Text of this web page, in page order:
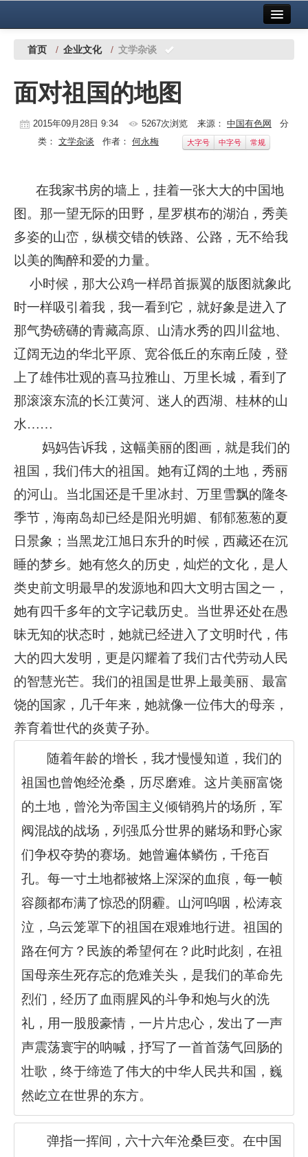
中国有色金属报社主办 广告服务
铜镍铅锌
铝
有色市场
科技
镁钛
地矿 建设
企业文化
《资源再生》杂志
行情报价
首页 / 企业文化 / 文学杂谈
面对祖国的地图
2015年09月28日 9:34 5267次浏览 来源： 中国有色网
分
类： 文学杂谈 作者： 何永梅 大字号 中字号 常规
在我家书房的墙上，挂着一张大大的中国地
图。那一望无际的田野，星罗棋布的湖泊，秀美
多姿的山峦，纵横交错的铁路、公路，无不给我
以美的陶醉和爱的力量。
小时候，那大公鸡一样昂首振翼的版图就象此
时一样吸引着我，我一看到它，就好象是进入了
那气势磅礴的青藏高原、山清水秀的四川盆地、
辽阔无边的华北平原、宽谷低丘的东南丘陵，登
上了雄伟壮观的喜马拉雅山、万里长城，看到了
那滚滚东流的长江黄河、迷人的西湖、桂林的山
水……
妈妈告诉我，这幅美丽的图画，就是我们的
祖国，我们伟大的祖国。她有辽阔的土地，秀丽
的河山。当北国还是千里冰封、万里雪飘的隆冬
季节，海南岛却已经是阳光明媚、郁郁葱葱的夏
日景象；当黑龙江旭日东升的时候，西藏还在沉
睡的梦乡。她有悠久的历史，灿烂的文化，是人
类史前文明最早的发源地和四大文明古国之一，
她有四千多年的文字记载历史。当世界还处在愚
昧无知的状态时，她就已经进入了文明时代，伟
大的四大发明，更是闪耀着了我们古代劳动人民
的智慧光芒。我们的祖国是世界上最美丽、最富
饶的国家，几千年来，她就像一位伟大的母亲，
养育着世代的炎黄子孙。
随着年龄的增长，我才慢慢知道，我们的
祖国也曾饱经沧桑，历尽磨难。这片美丽富饶
的土地，曾沦为帝国主义倾销鸦片的场所，军
阀混战的战场，列强瓜分世界的赌场和野心家
们争权夺势的赛场。她曾遍体鳞伤，千疮百
孔。每一寸土地都被烙上深深的血痕，每一帧
容颜都布满了惊恐的阴霾。山河呜咽，松涛哀
泣，乌云笼罩下的祖国在艰难地行进。祖国的
路在何方？民族的希望何在？此时此刻，在祖
国母亲生死存忘的危难关头，是我们的革命先
烈们，经历了血雨腥风的斗争和炮与火的洗
礼，用一股股豪情，一片片忠心，发出了一声
声震荡寰宇的呐喊，抒写了一首首荡气回肠的
壮歌，终于缔造了伟大的中华人民共和国，巍
然屹立在世界的东方。
弹指一挥间，六十六年沧桑巨变。在中国